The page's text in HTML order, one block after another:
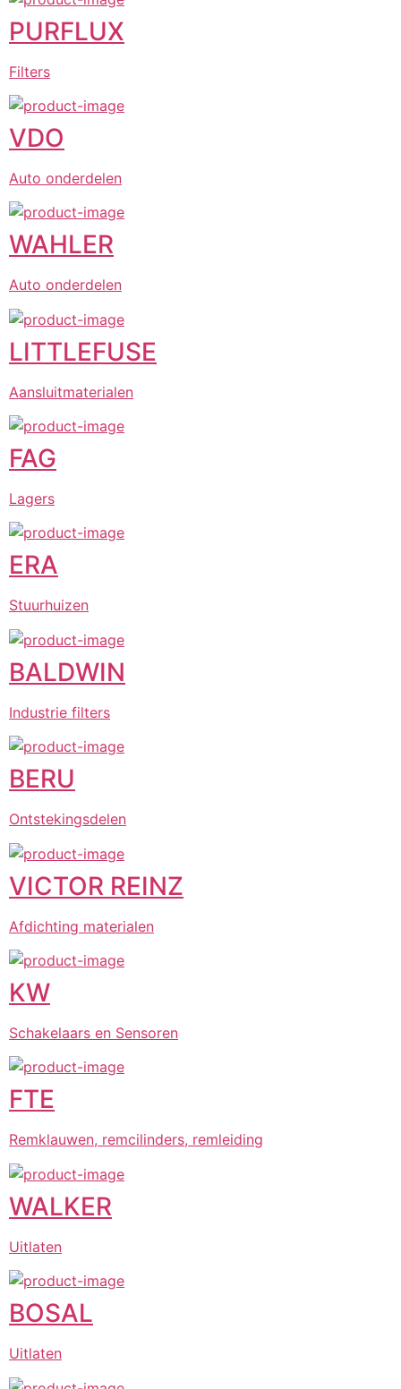
PURFLUX
Filters
VDO
Auto onderdelen
WAHLER
Auto onderdelen
LITTLEFUSE
Aansluitmaterialen
FAG
Lagers
ERA
Stuurhuizen
BALDWIN
Industrie filters
BERU
Ontstekingsdelen
VICTOR REINZ
Afdichting materialen
KW
Schakelaars en Sensoren
FTE
Remklauwen, remcilinders, remleiding
WALKER
Uitlaten
BOSAL
Uitlaten